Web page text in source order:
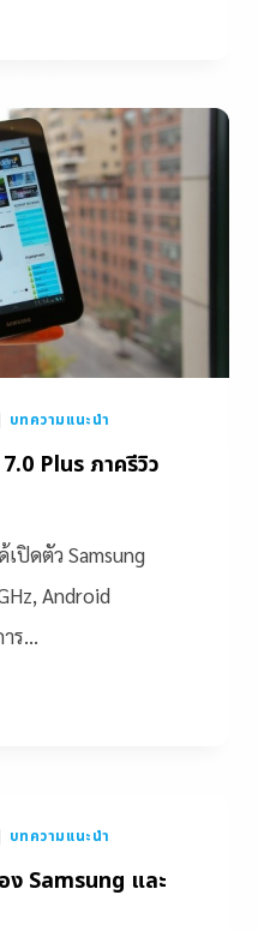
บทความแนะนำ
Plus ภาครีวิว
ปิดตัว Samsung
Android
าร…
บทความแนะนำ
ง Samsung และ